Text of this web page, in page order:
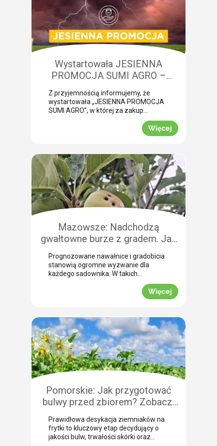
niedobory składników pokarmowych,
co opóźnia wykonanie właściwego
zabiegu. Nasza ekspertka Monika
Krzywak przeprowadziła lustrację w
powiecie gryfickim […]
Wystartowała JESIENNA
PROMOCJA SUMI AGRO –
zyskaj natychmiastowe rabaty!
Z przyjemnością informujemy, że
wystartowała „JESIENNA PROMOCJA
SUMI AGRO”, w której za zakup
uzyskać atrakcyjny rabat! Promocja
trwa od 1 lipca do 30 września 2026
prosty sposób obniżyć koszty
jesiennych zakupów. Wybierz swój
pakiet i odbierz rabat Mechanizm
promocji jest niezwykle prosty.
Wystarczy kupić jeden z […]
Więcej
Mazowsze: Nadchodzą
gwałtowne burze z gradem. Jak
skutecznie przeprowadzić
zabezpieczenie owoców po
gradobiciu?
Prognozowane nawałnice i gradobicia
stanowią ogromne wyzwanie dla
każdego sadownika. W takich
natychmiastowe zabezpieczenie
Uszkodzona skórka to otwarta droga
dla patogenów grzybowych, które
potrafią zniszczyć owoce tuż przed
zbiorem. Nasza ekspertka Justyna
Wasiak ostrzega przed nadchodzącym
frontem burzowym i wskazuje
skuteczne rozwiązanie interwencyjne.
Więcej
Pomorskie: Jak przygotować
bulwy przed zbiorem? Zobacz,
jak przebiega profesjonalna
desykacja ziemniaków na frytki!
Prawidłowa desykacja ziemniaków na
frytki to kluczowy etap decydujący o
jakości bulw, trwałości skórki oraz